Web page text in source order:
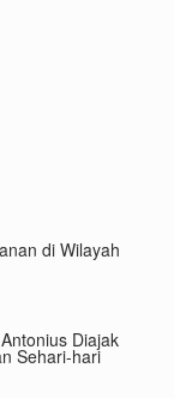
di Wilayah
Diajak
Sehari-hari